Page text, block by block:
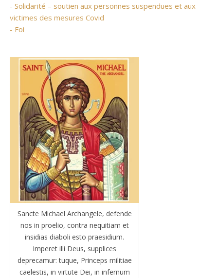
- Solidarité – soutien aux personnes suspendues et aux
victimes des mesures Covid
- Foi
Sancte Michael Archangele, defende
nos in proelio, contra nequitiam et
insidias diaboli esto praesidium.
Imperet illi Deus, supplices
deprecamur: tuque, Princeps militiae
caelestis, in virtute Dei, in infernum